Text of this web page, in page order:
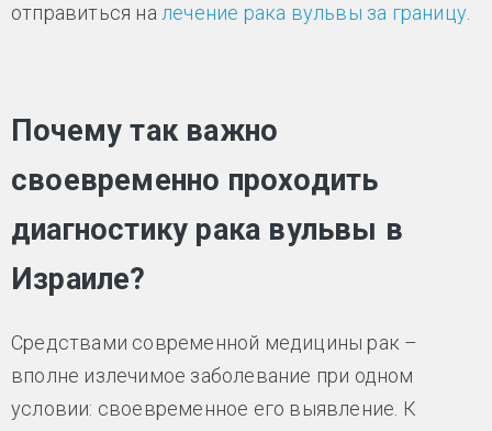
отправиться на лечение рака вульвы за границу
Почему так важно
своевременно проходить
диагностику рака вульвы в
Израиле?
Средствами современной медицины рак –
вполне излечимое заболевание при одном
условии: своевременное его выявление. К